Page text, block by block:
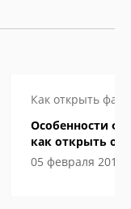
Как открыть файл
Особенности
как открыть
компьютере
05 февраля 2019